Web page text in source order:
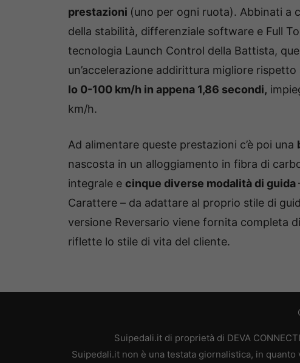
prestazioni (uno per ogni ruota). Abbinati a
della stabilità, differenziale software e Full
tecnologia Launch Control della Battista,
un’accelerazione addirittura migliore
lo 0-100 km/h in appena 1,86 secondi,
km/h.
Ad alimentare queste prestazioni c’è poi una
nascosta in un alloggiamento in fibra di
integrale e cinque diverse modalità di guida
Carattere – da adattare al proprio stile di
versione Reversario viene fornita completa
riflette lo stile di vita del cliente.
Suipedali.it di proprietà di DEVA
Suipedali.it non è una testata giornalistica, in